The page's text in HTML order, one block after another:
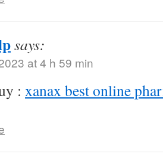
says:
at 4 h 59 min
: xanax best online